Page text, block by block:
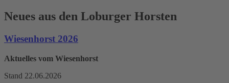
Neues aus den Loburger Horsten
Wiesenhorst 2026
Aktuelles vom Wiesenhorst
Stand 22.06.2026